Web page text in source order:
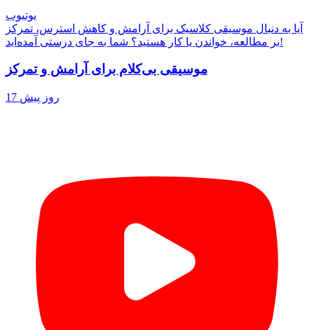
یوتیوب
آیا به دنبال موسیقی کلاسیک برای آرامش و کاهش استرس، تمرکز
بر مطالعه، خواندن یا کار هستید؟ شما به جای درستی آمده‌اید!
موسیقی بی‌کلام برای آرامش و تمرکز
17 روز پیش